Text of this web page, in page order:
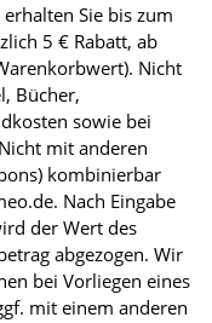
Sie bis zum
5 € Rabatt, ab
Nicht
Bücher,
sowie bei
mit anderen
kombinierbar
Nach Eingabe
der Wert des
abgezogen. Wir
bei Vorliegen eines
mit einem anderen